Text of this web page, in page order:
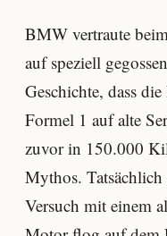
BMW vertraute
auf speziell
Geschichte, dass
Formel 1 auf alte
zuvor in 150.000
Mythos.
Versuch mit einem